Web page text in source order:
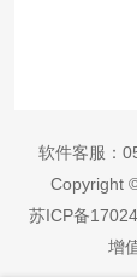
软件客服：
Copyright
苏ICP备
增